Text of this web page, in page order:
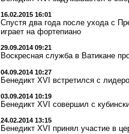
16.02.2015 16:01
Спустя два года после ухода с
играет на фортепиано
29.09.2014 09:21
Воскресная служба в Ватикане
04.09.2014 10:27
Бенедикт XVI встретился c
03.09.2014 10:19
Бенедикт XVI совершил с
24.02.2014 13:15
Бенедикт XVI принял участие в